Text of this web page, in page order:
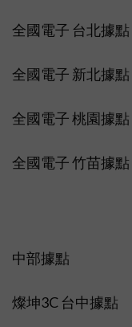
全國電子 台北據點
全國電子 新北據點
全國電子 桃園據點
全國電子 竹苗據點
中部據點
燦坤3C 台中據點